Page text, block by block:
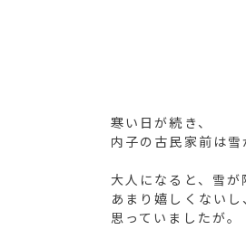
寒い日が続き、
内子の古民家前は
大人になると、雪が
あまり嬉しくない
思っていましたが。